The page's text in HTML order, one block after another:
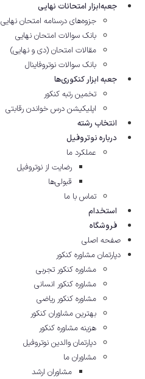
جعبه‌ابزار امتحانات نهایی
جزوه‌های درسنامه امتحان نهایی
بانک سوالات امتحان نهایی
مقالات امتحان (دی و نهایی)
بانک سوالات نوتروفاینال
جعبه ابزار کنکوری‌ها
تخمین رتبه کنکور
اپلیکیشن درس خواندن رقابتی
انتخاب رشته
درباره نوتروفیل
عملکرد ما
رضایت از نوتروفیل
قبولی‌ها
تماس با ما
استخدام
فروشگاه
صفحه اصلی
دپارتمان مشاوره کنکور
مشاوره کنکور تجربی
مشاوره کنکور انسانی
مشاوره کنکور ریاضی
بهترین مشاوران کنکور
هزینه مشاوره کنکور
دپارتمان والدین نوتروفیل
مشاوران ما
مشاوران ارشد